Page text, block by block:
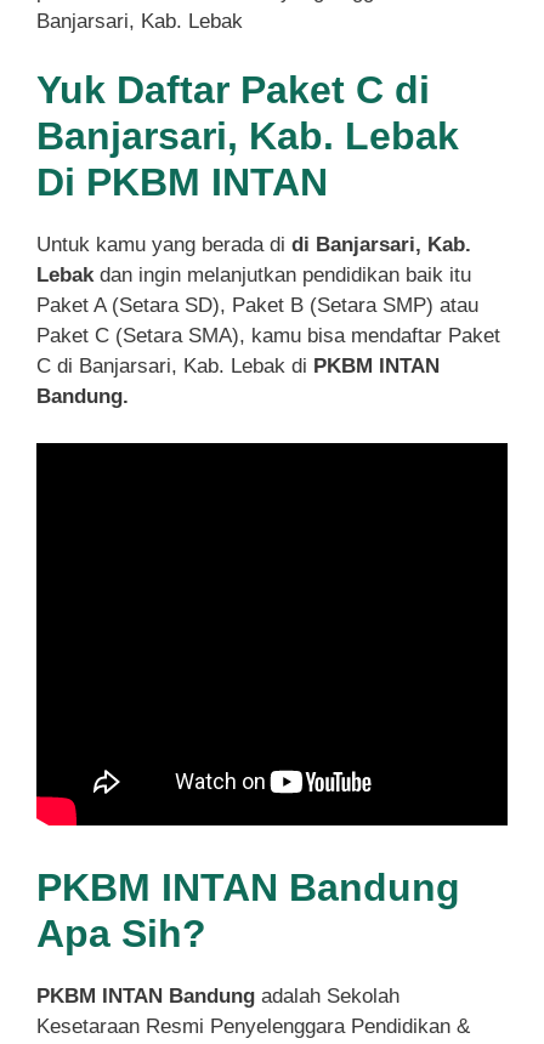
Banjarsari, Kab. Lebak
Yuk Daftar Paket C di
Banjarsari, Kab. Lebak
Di PKBM INTAN
Untuk kamu yang berada di di Banjarsari, Kab.
Lebakdan ingin melanjutkan pendidikan baik itu
Paket A (Setara SD), Paket B (Setara SMP) atau
Paket C (Setara SMA), kamu bisa mendaftar Paket
C di Banjarsari, Kab. Lebak di PKBM INTAN
Bandung.
PKBM INTAN Bandung
Apa Sih?
PKBM INTAN Bandung adalah Sekolah
Kesetaraan Resmi Penyelenggara Pendidikan &